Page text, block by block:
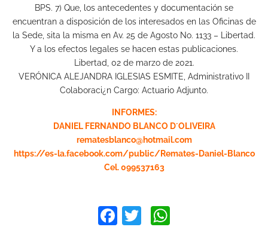
BPS. 7) Que, los antecedentes y documentación se
encuentran a disposición de los interesados en las Oficinas de
la Sede, sita la misma en Av. 25 de Agosto No. 1133 – Libertad.
Y a los efectos legales se hacen estas publicaciones.
Libertad, 02 de marzo de 2021.
VERÓNICA ALEJANDRA IGLESIAS ESMITE, Administrativo II
Colaboraci¿n Cargo: Actuario Adjunto.
INFORMES:
DANIEL FERNANDO BLANCO D´OLIVEIRA
rematesblanco@hotmail.com
https://es-la.facebook.com/public/Remates-Daniel-Blanco
Cel. 099537163
Facebook
Twitter